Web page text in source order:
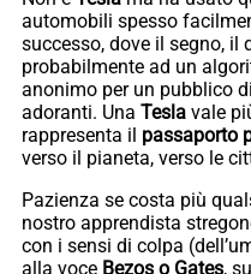
automobili spesso
successo, dove il segno, il
probabilmente ad un
anonimo per un pubblico
adoranti. Una Tesla vale
rappresenta il passaporto
verso il pianeta, verso le
Pazienza se costa più
nostro apprendista
con i sensi di colpa
alla voce Bezos o Gates,